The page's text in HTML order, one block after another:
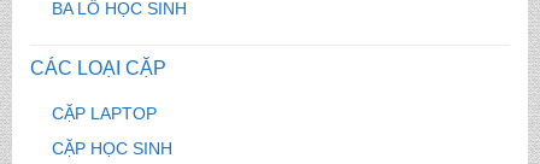
BA LÔ HỌC SINH
CÁC LOẠI CẶP
CẶP LAPTOP
CẶP HỌC SINH